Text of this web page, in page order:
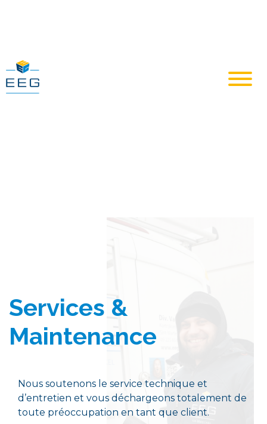
Services &
Maintenance
Nous soutenons le service technique et
d’entretien et vous déchargeons totalement de
toute préoccupation en tant que client.